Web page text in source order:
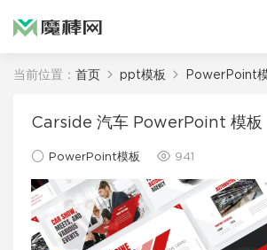
当前位置： 首页 ppt模板 PowerPoint
Carside 汽车 PowerPoint 模板
PowerPoint模板 941